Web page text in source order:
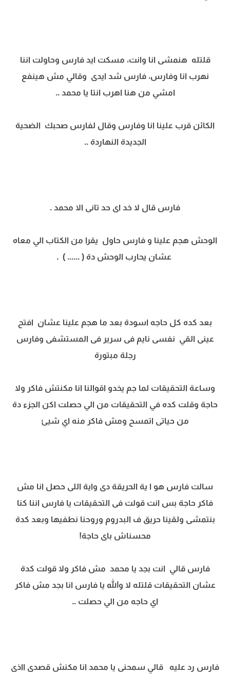
قلتله هنمشى انا وانت، مسكت ايد فارس وحاولت اننا
نهرب انا وفارس، فارس شد ايدى وقالي مش هينفع
امشي من هنا اهرب انتا يا محمد ..
الكائن قرب علينا انا وفارس وقال لفارس صحبك الضحية
الجديدة النهاردة ..
فارس قال لا خد اى حد تانى الا محمد .
الوحش هجم علينا و فارس حاول يقرا من الكتاب الي معاه
عشان يحارب الوحش دة ( ...... ) .
بعد كده كل حاجه اسودة بعد ما هجم علينا عشان افتح
عينى القي نفسى نايم فى سرير فى المستشفى وفارس
رجلة مبتورة
وساعة التحقيقات لما جم يخدو اقوالنا انا مكنتش فاكر ولا
حاجة وقلت كده في التحقيقات من الي حصلت اكن الجزء دة
من حياتى اتمسح ومش فاكر منه اي شيئ
سالت فارس هو ا ية الحريقة دى واية اللى حصل انا مش
فاكر حاجة بس انت قولت فى التحقيقات يا فارس اننا كنا
بنتمشى ولقينا حريق ف البدروم وروحنا نطفيها وبعد كدة
محسناش باى حاجة!
فارس قالي انت بجد يا محمد مش فاكر ولا قولت كدة
عشان التحقيقات قلتله لا والله يا فارس انا بجد مش فاكر
اي حاجه من الي حصلت ..
فارس رد عليه قالي سمحنى يا محمد انا مكنش قصدى ااذى